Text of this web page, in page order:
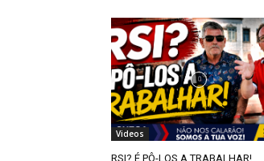
Videos
RSI? É PÔ-LOS A TRABALHAR!